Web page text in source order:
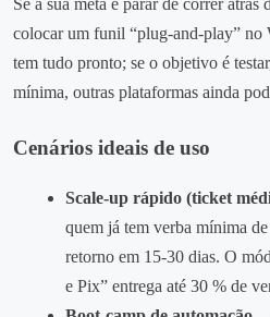
Se a sua meta é parar de correr atrás
colocar um funil “plug‑and‑play”
tem tudo pronto; se o objetivo é
mínima, outras plataformas ainda
Cenários ideais de uso
Scale‑up rápido (ticket
quem já tem verba mínima
retorno em 15‑30 dias. O
e Pix” entrega até 30 % de